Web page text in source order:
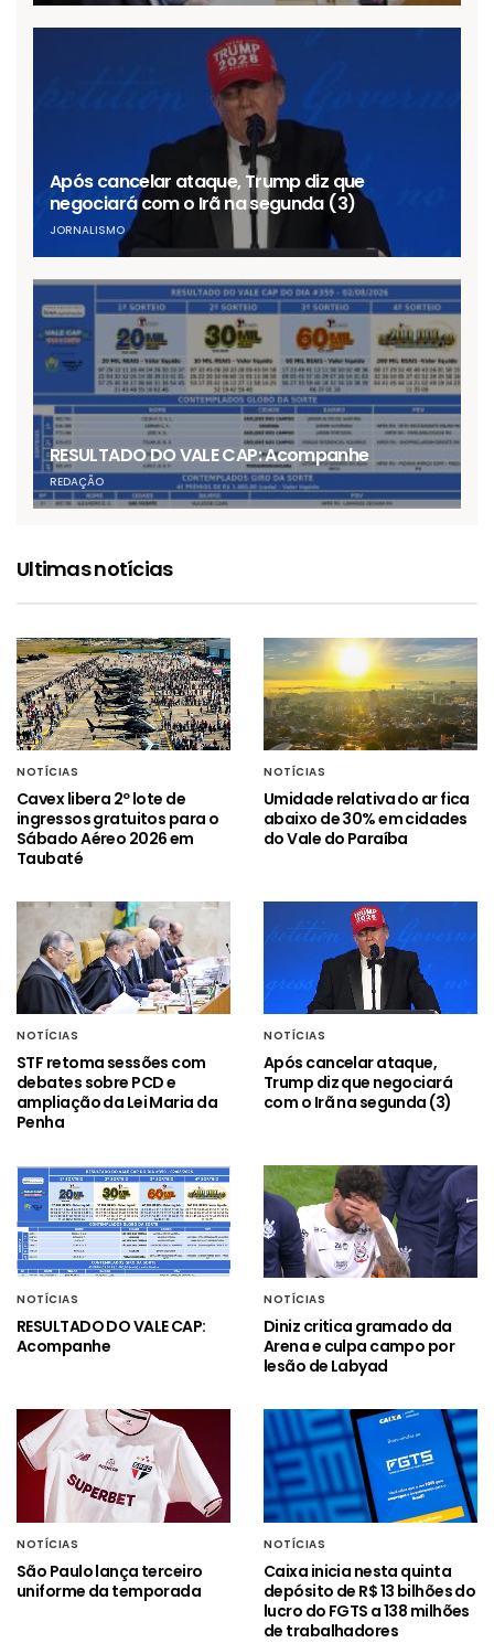
Após cancelar ataque, Trump diz que
negociará com o Irã na segunda (3)
JORNALISMO
RESULTADO DO VALE CAP: Acompanhe
REDAÇÃO
Ultimas notícias
NOTÍCIAS
Cavex libera 2º lote de
ingressos gratuitos para o
Sábado Aéreo 2026 em
Taubaté
NOTÍCIAS
Umidade relativa do ar fica
abaixo de 30% em cidades
do Vale do Paraíba
NOTÍCIAS
STF retoma sessões com
debates sobre PCD e
ampliação da Lei Maria da
Penha
NOTÍCIAS
Após cancelar ataque,
Trump diz que negociará
com o Irã na segunda (3)
NOTÍCIAS
RESULTADO DO VALE CAP:
Acompanhe
NOTÍCIAS
Diniz critica gramado da
Arena e culpa campo por
lesão de Labyad
NOTÍCIAS
São Paulo lança terceiro
uniforme da temporada
NOTÍCIAS
Caixa inicia nesta quinta
depósito de R$ 13 bilhões do
lucro do FGTS a 138 milhões
de trabalhadores